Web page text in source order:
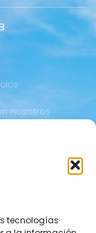
tecnologías
nosotros